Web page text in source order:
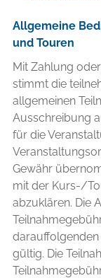
Allgemeine
und Touren
Mit Zahlung
stimmt die
allgemeinen
Ausschreibung
für die
Gewähr
mit der Kurs-/
abzuklären. Die
darauffolgenden
gültig. Die